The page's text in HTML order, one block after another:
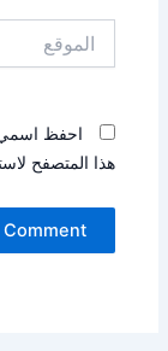
احفظ اسمي،
هذا المتصفح